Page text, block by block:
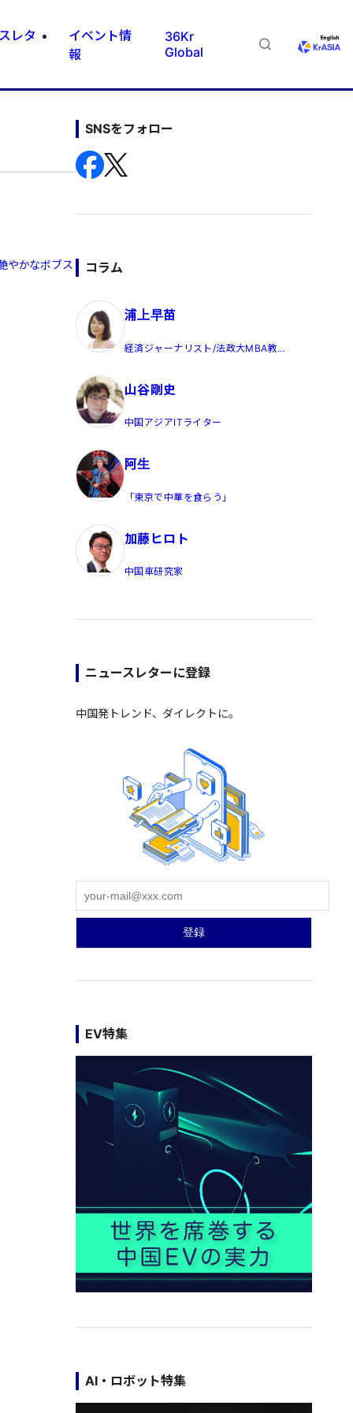
レタ
イベント情
報
36Kr
Global
やかなボブス
SNSをフォロー
コラム
浦上早苗
経済ジャーナリスト/法政大MBA教
山谷剛史
中国アジアITライター
阿生
「東京で中華を食らう」
加藤ヒロト
中国車研究家
ニュースレターに登録
中国発トレンド、ダイレクトに。
EV特集
AI・ロボット特集